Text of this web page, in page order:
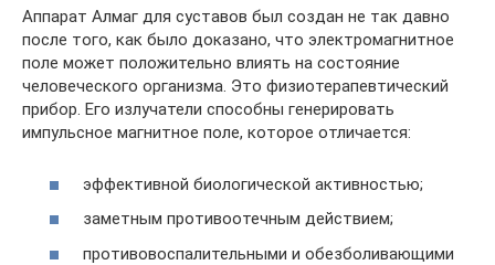
Аппарат Алмаг для суставов был создан не так давно
после того, как было доказано, что электромагнитное
поле может положительно влиять на состояние
человеческого организма. Это физиотерапевтический
прибор. Его излучатели способны генерировать
импульсное магнитное поле, которое отличается:
эффективной биологической активностью;
заметным противоотечным действием;
противовоспалительными и обезболивающими